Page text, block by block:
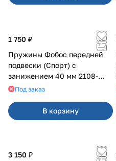
1 750 ₽
Пружины Фобос передней
подвески (Спорт) с
занижением 40 мм 2108-
21099, 2113-2115
Под заказ
В корзину
3 150 ₽